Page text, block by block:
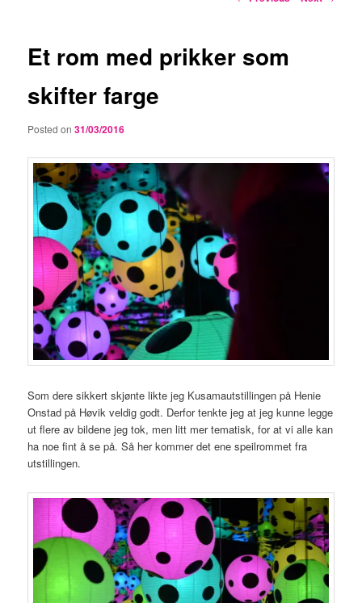
Et rom med prikker som
skifter farge
Posted on31/03/2016
Som dere sikkert skjønte likte jeg Kusamautstillingen på Henie
Onstad på Høvik veldig godt. Derfor tenkte jeg at jeg kunne legge
ut flere av bildene jeg tok, men litt mer tematisk, for at vi alle kan
ha noe fint å se på. Så her kommer det ene speilrommet fra
utstillingen.